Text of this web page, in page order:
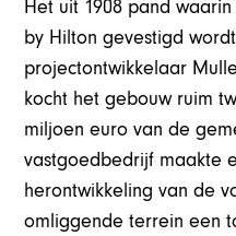
Het uit 1908 pand
by Hilton gevestigd
projectontwikkelaar
kocht het gebouw ruim
miljoen euro van de
vastgoedbedrijf maakte
herontwikkeling van de
omliggende terrein een